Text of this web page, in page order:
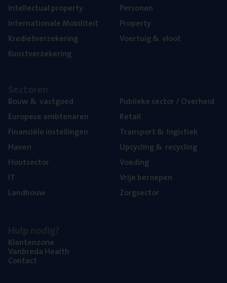
Intel­lec­tu­al property
Inter­na­ti­o­na­le Mobiliteit
Kre­diet­ver­ze­ke­ring
Kunst­ver­ze­ke­ring
Per­so­nen
Pro­per­ty
Voer­tuig& vloot
Bouw& vastgoed
Euro­pe­se ambtenaren
Finan­ci­ë­le instellingen
Haven
Hout­sec­tor
IT
Land­bouw
Publie­ke sec­tor / Overheid
Retail
Trans­port& logistiek
Upcy­cling& recycling
Voe­ding
Vrije beroe­pen
Zorg­sec­tor
Klan­ten­zo­ne
Van­b­re­da Health
Con­tact